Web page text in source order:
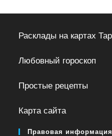
Расклады на картах
Любовный гороскоп
Простые рецепты
Карта сайта
Правовая информация